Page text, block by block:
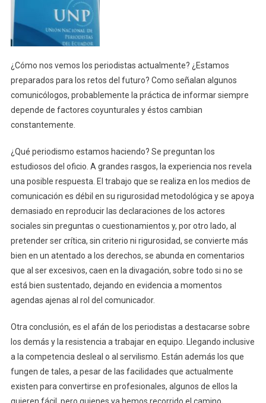
¿Cómo nos vemos los periodistas actualmente? ¿Estamos
preparados para los retos del futuro? Como señalan algunos
comunicólogos, probablemente la práctica de informar siempre
depende de factores coyunturales y éstos cambian
constantemente.
¿Qué periodismo estamos haciendo? Se preguntan los
estudiosos del oficio. A grandes rasgos, la experiencia nos revela
una posible respuesta. El trabajo que se realiza en los medios de
comunicación es débil en su rigurosidad metodológica y se apoya
demasiado en reproducir las declaraciones de los actores
sociales sin preguntas o cuestionamientos y, por otro lado, al
pretender ser crítica, sin criterio ni rigurosidad, se convierte más
bien en un atentado a los derechos, se abunda en comentarios
que al ser excesivos, caen en la divagación, sobre todo si no se
está bien sustentado, dejando en evidencia a momentos
agendas ajenas al rol del comunicador.
Otra conclusión, es el afán de los periodistas a destacarse sobre
los demás y la resistencia a trabajar en equipo. Llegando inclusive
a la competencia desleal o al servilismo. Están además los que
fungen de tales, a pesar de las facilidades que actualmente
existen para convertirse en profesionales, algunos de ellos la
quieren fácil, pero quienes ya hemos recorrido el camino,